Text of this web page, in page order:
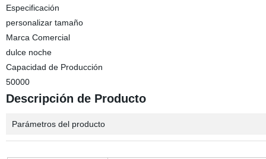
Especificación
personalizar tamaño
Marca Comercial
dulce noche
Capacidad de Producción
50000
Descripción de Producto
Parámetros del producto